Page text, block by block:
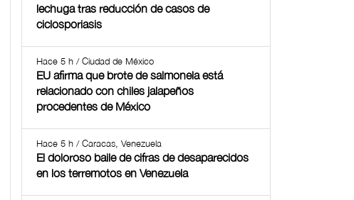
lechuga tras reducción de casos de
ciclosporiasis
Hace 5 h / Ciudad de México
EU afirma que brote de salmonela está
relacionado con chiles jalapeños
procedentes de México
Hace 5 h / Caracas, Venezuela
El doloroso baile de cifras de desaparecidos
en los terremotos en Venezuela